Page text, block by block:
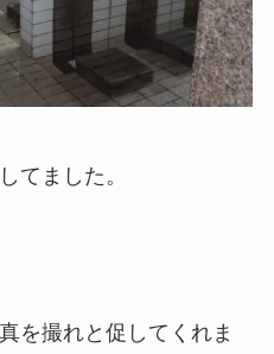
てました。
を撮れと促してくれま